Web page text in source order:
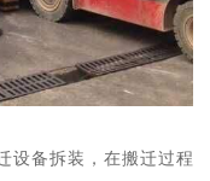
设备拆装，在搬迁过程